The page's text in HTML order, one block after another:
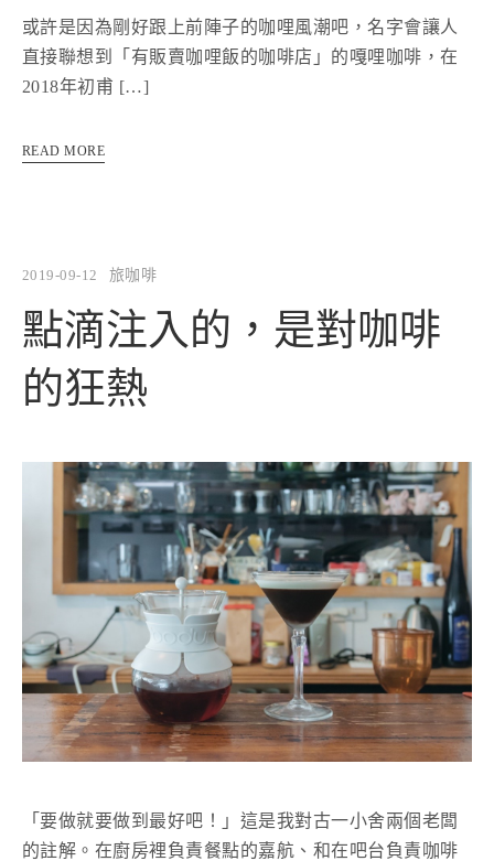
或許是因為剛好跟上前陣子的咖哩風潮吧，名字會讓人
直接聯想到「有販賣咖哩飯的咖啡店」的嘎哩咖啡，在
2018年初甫 […]
READ MORE
2019-09-12 旅咖啡
點滴注入的，是對咖啡
的狂熱
「要做就要做到最好吧！」這是我對古一小舍兩個老闆
的註解。在廚房裡負責餐點的嘉航、和在吧台負責咖啡